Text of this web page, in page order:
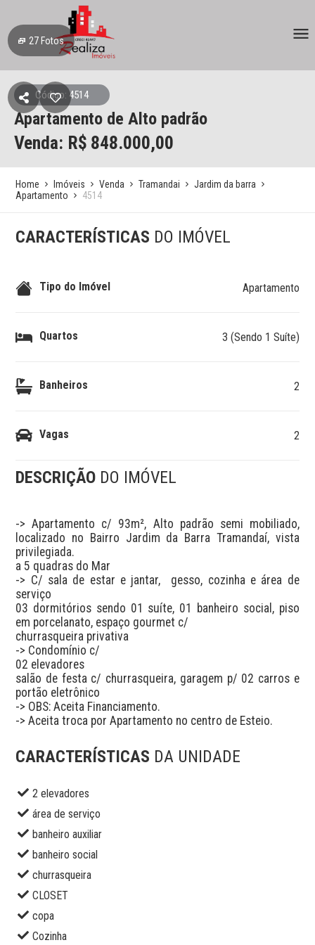
27Fotos
Código: 4514
Apartamento de Alto padrão
Venda: R$ 848.000,00
Home Imóveis Venda Tramandai
Jardim da barra
Apartamento
4514
CARACTERÍSTICAS DO IMÓVEL
Tipo do Imóvel Apartamento
Quartos 3 (Sendo 1 Suíte)
Banheiros 2
Vagas 2
DESCRIÇÃO DO IMÓVEL
-> Apartamento c/ 93m², Alto padrão semi mobiliado,
localizado no Bairro Jardim da Barra Tramandaí, vista
privilegiada.
a 5 quadras do Mar
-> C/ sala de estar e jantar,  gesso, cozinha e área de
serviço
03 dormitórios sendo 01 suíte, 01 banheiro social, piso
em porcelanato, espaço gourmet c/
churrasqueira privativa
-> Condomínio c/
02 elevadores
salão de festa c/ churrasqueira, garagem p/ 02 carros e
portão eletrônico
-> OBS: Aceita Financiamento.
CARACTERÍSTICAS DA UNIDADE
2 elevadores
área de serviço
banheiro auxiliar
banheiro social
churrasqueira
CLOSET
copa
Cozinha